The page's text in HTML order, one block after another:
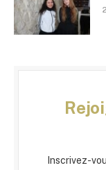
Inscrivez-